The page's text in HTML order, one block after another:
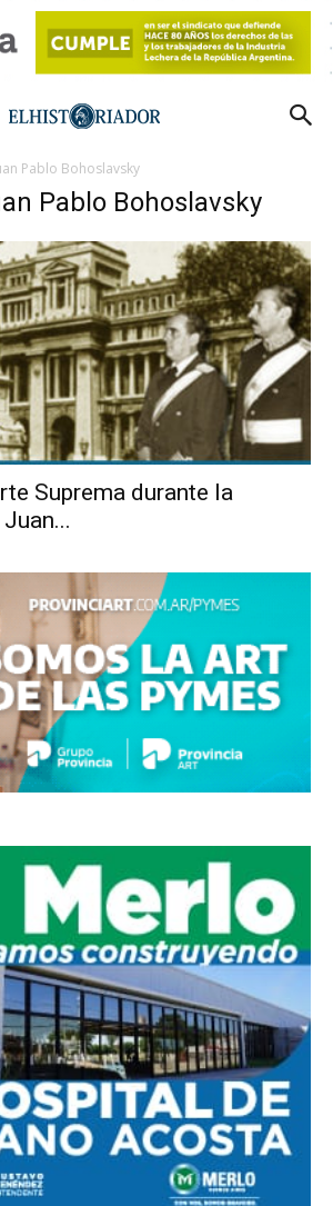
Pablo Bohoslavsky
Pablo Bohoslavsky
Suprema durante la